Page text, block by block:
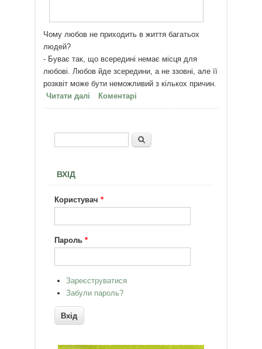
Чому любов не приходить в життя багатьох
людей?
- Буває так, що всередині немає місця для
любові. Любов йде зсередини, а не ззовні, але її
розквіт може бути неможливий з кількох причин.
Читати далі про Чому не приходить любов?
Коментарі
Пошукова форма
Пошук
ВХІД
Користувач*
Пароль*
Зареєструватися
Забули пароль?